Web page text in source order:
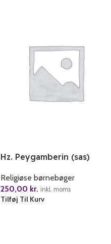
Hz. Peygamberin (sas)
Religiøse børnebøger
250,00 kr. inkl. moms
Tilføj Til Kurv